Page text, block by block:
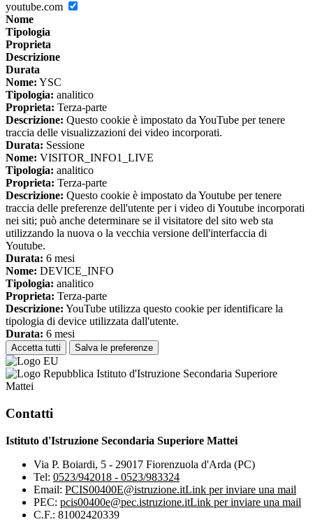
youtube.com
Nome
Tipologia
Proprieta
Descrizione
Durata
Nome: YSC
Tipologia: analitico
Proprieta: Terza-parte
Descrizione: Questo cookie è impostato da YouTube per tenere
traccia delle visualizzazioni dei video incorporati.
Durata: Sessione
Nome: VISITOR_INFO1_LIVE
Tipologia: analitico
Proprieta: Terza-parte
Descrizione: Questo cookie è impostato da Youtube per tenere
traccia delle preferenze dell'utente per i video di Youtube incorporati
nei siti; può anche determinare se il visitatore del sito web sta
utilizzando la nuova o la vecchia versione dell'interfaccia di
Youtube.
Durata: 6 mesi
Nome: DEVICE_INFO
Tipologia: analitico
Proprieta: Terza-parte
Descrizione: YouTube utilizza questo cookie per identificare la
tipologia di device utilizzata dall'utente.
Durata: 6 mesi
Accetta tutti Salva le preferenze
Istituto d'Istruzione Secondaria Superiore
Mattei
Contatti
Istituto d'Istruzione Secondaria Superiore Mattei
Via P. Boiardi, 5 - 29017 Fiorenzuola d'Arda (PC)
Tel: 0523/942018 - 0523/983324
Email: PCIS00400E@istruzione.itLink per inviare una mail
PEC: pcis00400e@pec.istruzione.itLink per inviare una mail
C.F.: 81002420339